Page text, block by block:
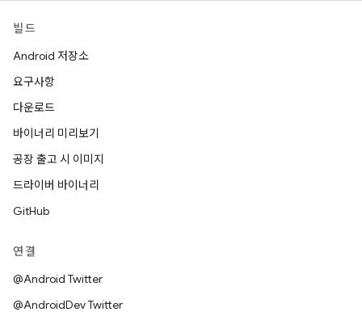
빌드
Android 저장소
요구사항
다운로드
바이너리 미리보기
공장 출고 시 이미지
드라이버 바이너리
GitHub
연결
@Android Twitter
@AndroidDev Twitter